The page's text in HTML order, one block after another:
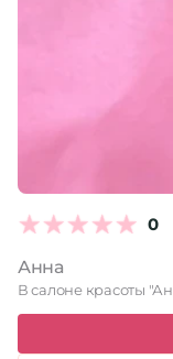
0
Анна